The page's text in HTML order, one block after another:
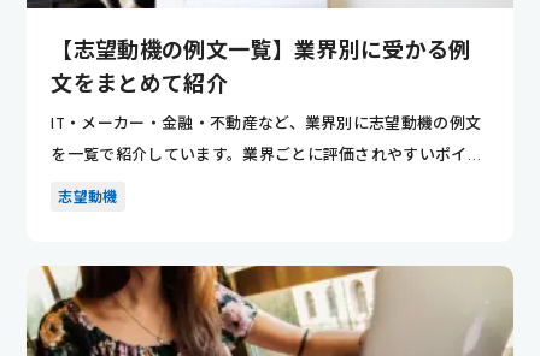
【志望動機の例文一覧】業界別に受かる例
文をまとめて紹介
IT・メーカー・金融・不動産など、業界別に志望動機の例文
を一覧で紹介しています。業界ごとに評価されやすいポイン
トが分かり...
志望動機